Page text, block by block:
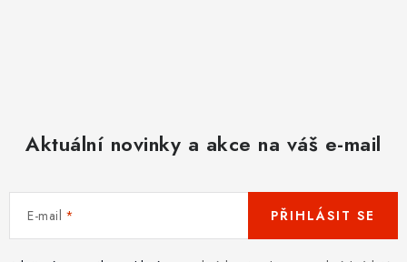
Aktuální novinky a akce na váš e-mail
E-mail PŘIHLÁSIT SE